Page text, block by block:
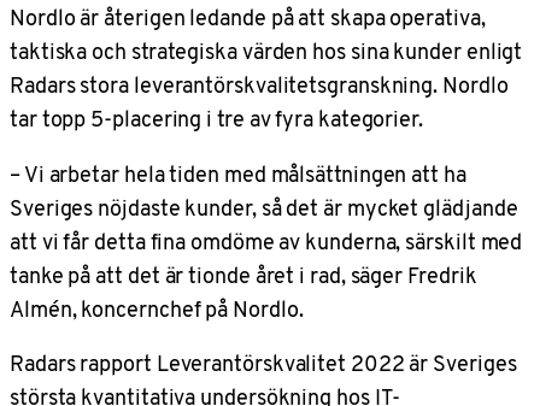
Nordlo är återigen ledande på att skapa operativa,
taktiska och strategiska värden hos sina kunder enligt
Radars stora leverantörskvalitetsgranskning. Nordlo
tar topp 5-placering i tre av fyra kategorier.
– Vi arbetar hela tiden med målsättningen att ha
Sveriges nöjdaste kunder, så det är mycket glädjande
att vi får detta fina omdöme av kunderna, särskilt med
tanke på att det är tionde året i rad, säger Fredrik
Almén, koncernchef på Nordlo.
Radars rapport Leverantörskvalitet 2022 är Sveriges
största kvantitativa undersökning hos IT-